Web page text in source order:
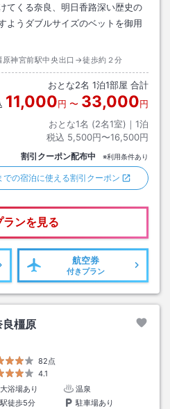
てくる奈良、明日香路深い歴史の
ようダブルサイズのベットを御用
原神宮前駅中央出口→徒歩約２分
おとな2名 1泊1部屋 合計
11,000円 〜 33,000円
おとな1名 (2名1室)｜ 1泊
税込 5,500円〜16,500円
割引クーポン配布中 ※利用条件あり
の宿泊に使える割引クーポン
ランを見る
航空券
付きプラン
良橿原
82点
4.1
大浴場あり
温泉
駅徒歩5分
駐車場あり